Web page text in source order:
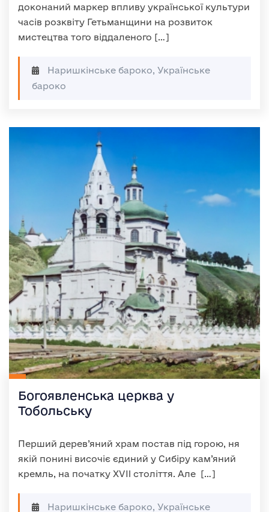
доконаний маркер впливу української культури
часів розквіту Гетьманщини на розвиток
мистецтва того віддаленого […]
Наришкінське бароко, Українське
бароко
Богоявленська церква у
Тобольську
Перший дерев’яний храм постав під горою, ня
якій понині височіє єдиний у Сибіру кам’яний
кремль, на початку XVII століття. Але […]
Наришкінське бароко, Українське